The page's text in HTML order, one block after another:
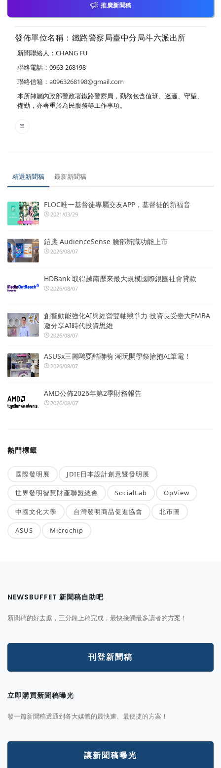
推廣新聞稿
發佈單位名稱：鐵路警察局臺中分局斗六派出所
新聞聯絡人：CHANG FU
聯絡電話：0963-268198
聯絡信箱： a0963268198@gmail.com
本所隸屬內政部警政署鐵路警察局，勤務包含值班、巡邏、守望、
備勤，亦著重於為民服務等工作事項。
精選新聞稿 最新新聞稿
FLOC唯一基督徒專屬交友APP，基督徒的新福音
2021/03/29
鎧應 AudienceSense 臉部辨識功能上市
2026/08/07
HDBank 取得越南歷來最大規模國際銀團社會貸款
2026/08/07
創智動能強化AI與經營雙軸競爭力 投資長受臺大EMBA
邀分享AI時代投資思維
2026/08/07
ASUSx三麗鷗耍酷聯萌 潮玩開學祭搶抱AI筆電！
2026/08/07
AMD公佈2026年第2季財務報告
2026/08/07
熱門標籤
國際發明展 JDIE日本設計創意暨發明展
世界發明智慧財產聯盟總會 SocialLab OpView
中國文化大學 台灣發明商品促進協會 北市圖
ASUS Microchip
NEWSBUFFET 新聞稿自助吧
新聞稿的好去處，三分鐘上稿完成，最快接觸最多讀者的方案！
刊登新聞稿
立即購買新聞稿曝光
發一篇新聞稿透通到各大媒體的最快速、最便捷的方案！
讓新聞稿曝光